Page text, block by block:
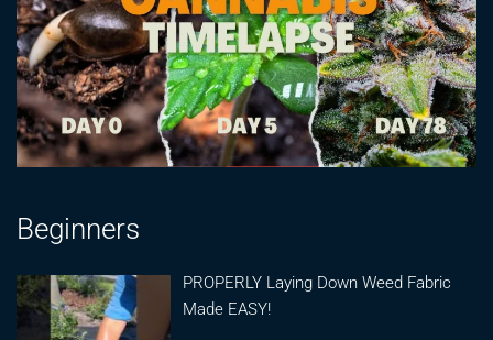
Beginners
PROPERLY Laying Down Weed Fabric
Made EASY!